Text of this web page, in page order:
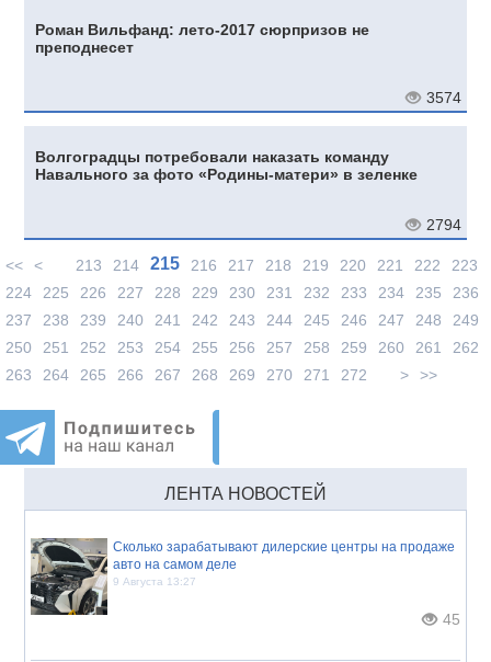
Роман Вильфанд: лето-2017 сюрпризов не
преподнесет
3574
Волгоградцы потребовали наказать команду
Навального за фото «Родины-матери» в зеленке
2794
<< < 213 214 215 216 217 218 219 220 221 222
223
224
225 226 227 228 229 230 231 232 233 234 235
236
237
238 239 240 241 242 243 244 245 246 247 248
249
250
251 252 253 254 255 256 257 258 259 260 261
262
263
264 265 266 267 268 269 270 271 272 > >>
ЛЕНТА НОВОСТЕЙ
Сколько зарабатывают дилерские центры на продаже
авто на самом деле
9 Августа 13:27
45